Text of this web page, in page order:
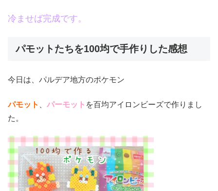
冷ませば完成です。
パモットたちを100均で手作りした感想
今日は、パルデア地方のポケモン
パモット パーモット を百均アイロンビーズで作りまし
た。